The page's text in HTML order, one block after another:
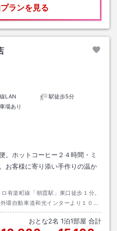
ランを見る
LAN
駅徒歩5分
場あり
。ホットコーヒー２４時間・ミ
お客様に寄り添い手作りの温か
有楽町線「朝霞駅」東口徒歩１分。
環自動車道和光インターより１０
おとな2名 1泊1部屋 合計